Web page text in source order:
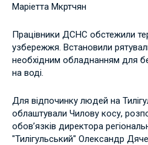
Маріетта Мкртчян
Працівники ДСНС обстежили
узбережжя. Встановили
необхідним обладнанням для
на воді.
Для відпочинку людей на
облаштували Чилову косу,
обов’язків директора
"Тилігульський" Олександр